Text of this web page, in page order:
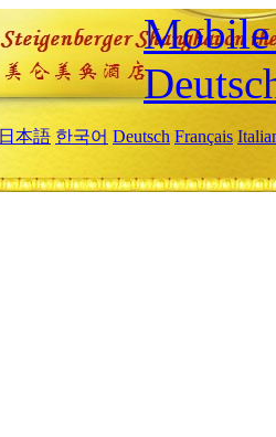
Mobile
日本語 한국어 Deutsch Français